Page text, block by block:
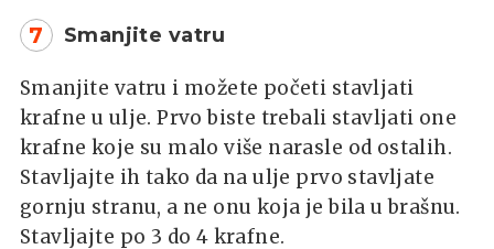
7 Smanjite vatru
Smanjite vatru i možete početi stavljati
krafne u ulje. Prvo biste trebali stavljati one
krafne koje su malo više narasle od ostalih.
Stavljajte ih tako da na ulje prvo stavljate
gornju stranu, a ne onu koja je bila u brašnu.
Stavljajte po 3 do 4 krafne.